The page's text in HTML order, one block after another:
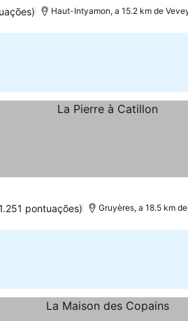
Haut-Intyamon, a 15.2 km de
pontuações) Gruyères, a 18.5 km